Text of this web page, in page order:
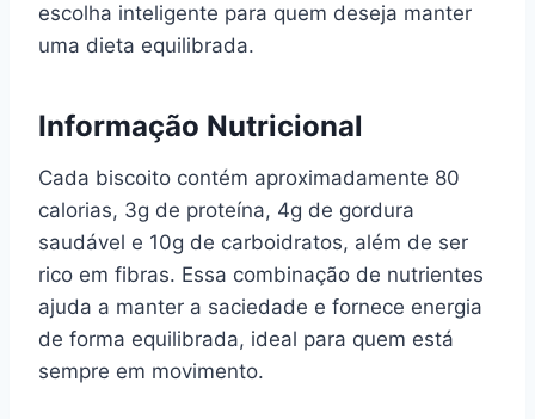
escolha inteligente para quem deseja manter
uma dieta equilibrada.
Informação Nutricional
Cada biscoito contém aproximadamente 80
calorias, 3g de proteína, 4g de gordura
saudável e 10g de carboidratos, além de ser
rico em fibras. Essa combinação de nutrientes
ajuda a manter a saciedade e fornece energia
de forma equilibrada, ideal para quem está
sempre em movimento.